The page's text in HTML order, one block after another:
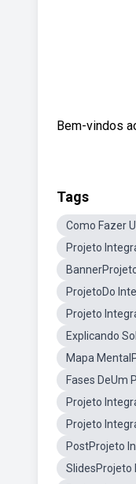
Bem-vindos
Tags
Como Fazer
Projeto
ProjetoDo
Projeto
Explicando
Mapa
Fases DeUm
Projeto
Projeto
PostProjeto
SlidesProjeto